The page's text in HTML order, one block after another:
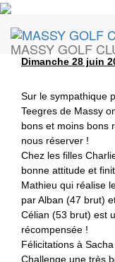
MASSY GOLF
Dimanche 28 juin
Sur le sympathique
Teegres de Massy
bons et moins bons
nous réserver !
Chez les filles
bonne attitude et
Mathieu qui réalise
par Alban (47 brut)
Célian (53 brut) est
récompensée !
Félicitations à
Challenge une très